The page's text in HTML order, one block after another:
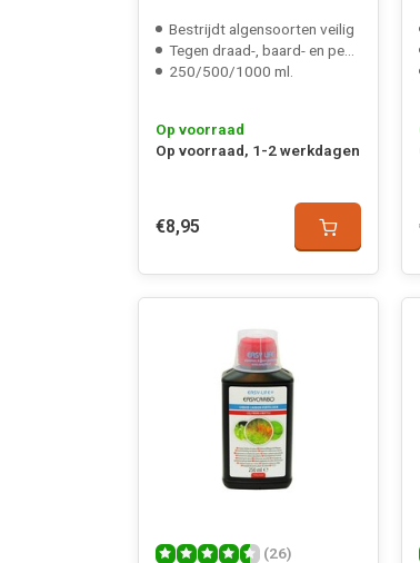
Bestrijdt algensoorten veilig
Tegen draad-, baard- en penseelalg
250/500/1000 ml.
Op voorraad
Op voorraad, 1-2 werkdagen
€8,95
(26)